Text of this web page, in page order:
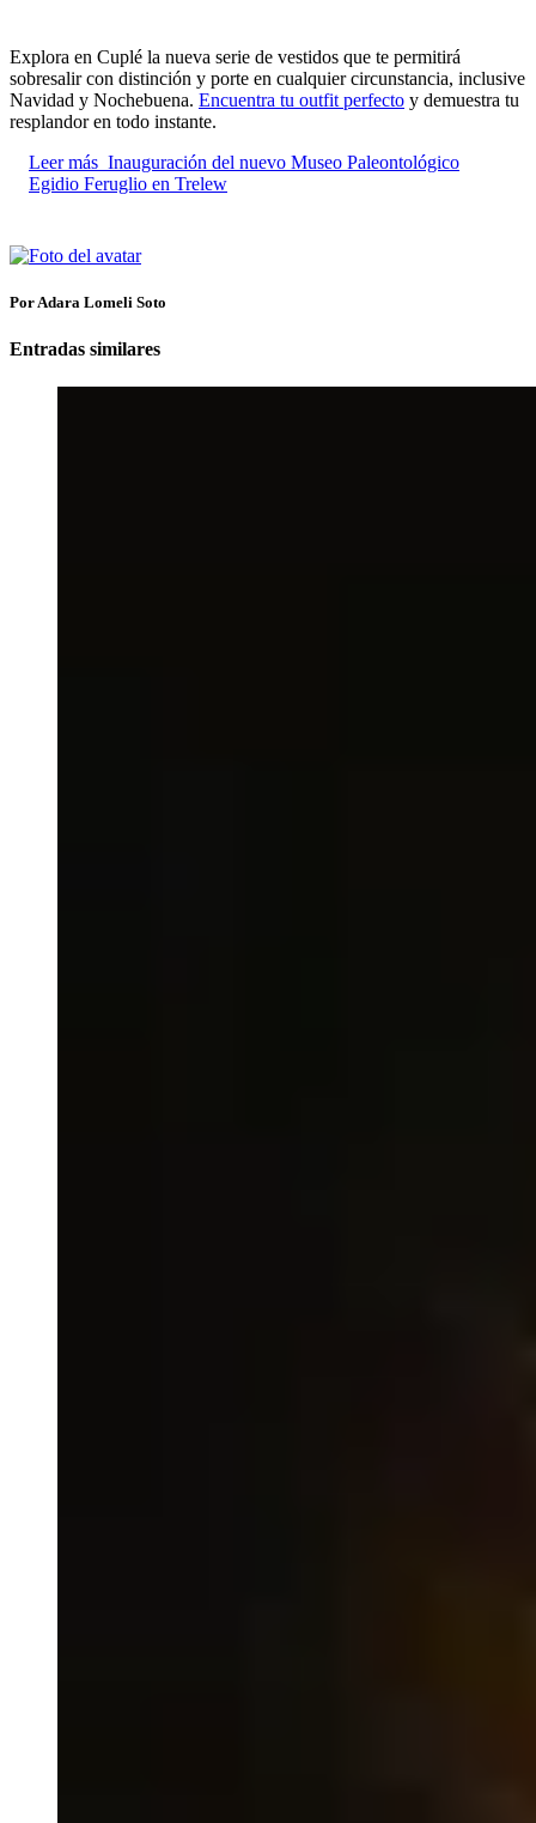
Explora en Cuplé la nueva serie de vestidos que te permitirá
sobresalir con distinción y porte en cualquier circunstancia, inclusive
Navidad y Nochebuena. Encuentra tu outfit perfecto y demuestra tu
resplandor en todo instante.
Leer más Inauguración del nuevo Museo Paleontológico
Egidio Feruglio en Trelew
Por Adara Lomeli Soto
Entradas similares